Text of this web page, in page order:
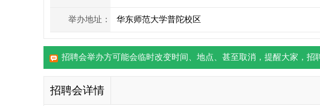
举办地址： 华东师范大学普陀校区
招聘会举办方可能会临时改变时间、地点、甚至取消，提醒大家， 招
招聘会详情